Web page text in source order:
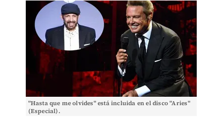
"Hasta que me olvides" está incluida en el disco "Aries"
(Especial).